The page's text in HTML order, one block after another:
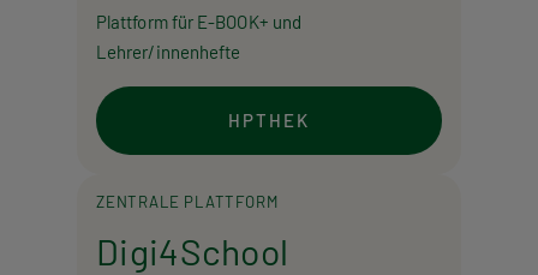
Plattform für E-BOOK+ und
Lehrer/innenhefte
HPTHEK
ZENTRALE PLATTFORM
Digi4School